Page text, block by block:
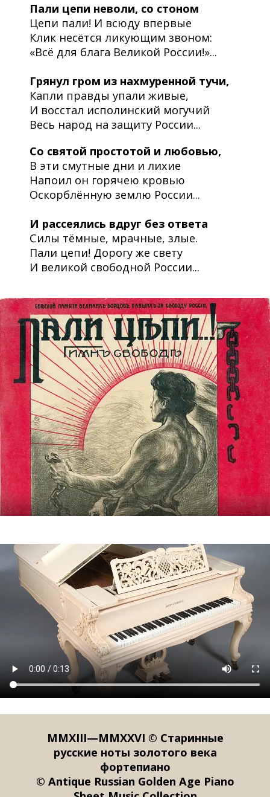
Пали цепи неволи, со стоном
Цепи пали! И всюду впервые
Клик несётся ликующим звоном:
«Всё для блага Великой России!»...
Грянул гром из нахмуренной тучи,
Капли правды упали живые,
И восстал исполинский могучий
Весь народ на защиту России...
Со святой простотой и любовью,
В эти смутные дни и лихие
Напоил он горячею кровью
Оскорблённую землю России...
И рассеялись вдруг без ответа
Силы тёмные, мрачные, злые.
Пали цепи! Дорогу же свету
И великой свободной России...
MMXIII—MMXXVI © Старинные
русские ноты золотого века
фортепиано
© Antique Russian Golden Age Piano